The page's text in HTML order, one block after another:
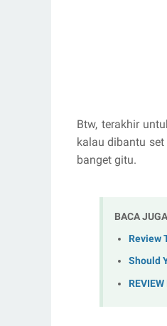
Btw, terakhir
kalau dibantu
banget gitu.
BACA JUGA
Review
Should